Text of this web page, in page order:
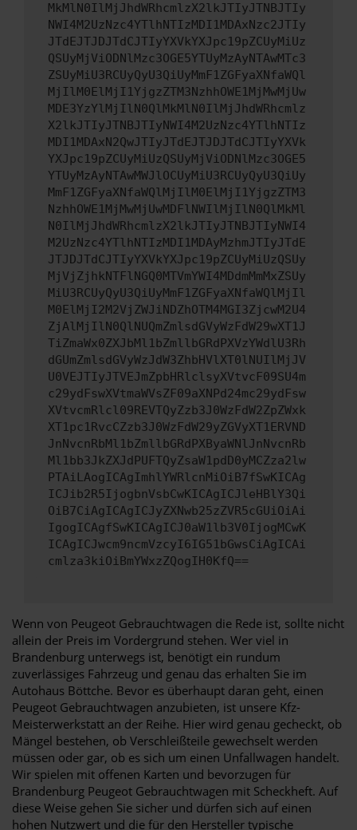
MkMlN0IlMjJhdWRhcmlzX2lkJTIyJTNBJTIy
NWI4M2UzNzc4YTlhNTIzMDI1MDAxNzc2JTIy
JTdEJTJDJTdCJTIyYXVkYXJpc19pZCUyMiUz
QSUyMjViODNlMzc3OGE5YTUyMzAyNTAwMTc3
ZSUyMiU3RCUyQyU3QiUyMmF1ZGFyaXNfaWQl
MjIlM0ElMjI1YjgzZTM3NzhhOWE1MjMwMjUw
MDE3YzYlMjIlN0QlMkMlN0IlMjJhdWRhcmlz
X2lkJTIyJTNBJTIyNWI4M2UzNzc4YTlhNTIz
MDI1MDAxN2QwJTIyJTdEJTJDJTdCJTIyYXVk
YXJpc19pZCUyMiUzQSUyMjViODNlMzc3OGE5
YTUyMzAyNTAwMWJlOCUyMiU3RCUyQyU3QiUy
MmF1ZGFyaXNfaWQlMjIlM0ElMjI1YjgzZTM3
NzhhOWE1MjMwMjUwMDFlNWIlMjIlN0QlMkMl
N0IlMjJhdWRhcmlzX2lkJTIyJTNBJTIyNWI4
M2UzNzc4YTlhNTIzMDI1MDAyMzhmJTIyJTdE
JTJDJTdCJTIyYXVkYXJpc19pZCUyMiUzQSUy
MjVjZjhkNTFlNGQ0MTVmYWI4MDdmMmMxZSUy
MiU3RCUyQyU3QiUyMmF1ZGFyaXNfaWQlMjIl
M0ElMjI2M2VjZWJiNDZhOTM4MGI3ZjcwM2U4
ZjAlMjIlN0QlNUQmZmlsdGVyWzFdW29wXT1J
TiZmaWx0ZXJbMl1bZmllbGRdPXVzYWdlU3Rh
dGUmZmlsdGVyWzJdW3ZhbHVlXT0lNUIlMjJV
U0VEJTIyJTVEJmZpbHRlclsyXVtvcF09SU4m
c29ydFswXVtmaWVsZF09aXNPd24mc29ydFsw
XVtvcmRlcl09REVTQyZzb3J0WzFdW2ZpZWxk
XT1pc1RvcCZzb3J0WzFdW29yZGVyXT1ERVND
JnNvcnRbMl1bZmllbGRdPXByaWNlJnNvcnRb
Ml1bb3JkZXJdPUFTQyZsaW1pdD0yMCZza2lw
PTAiLAogICAgImhlYWRlcnMiOiB7fSwKICAg
ICJib2R5IjogbnVsbCwKICAgICJleHBlY3Qi
OiB7CiAgICAgICJyZXNwb25zZVR5cGUiOiAi
IgogICAgfSwKICAgICJ0aW1lb3V0IjogMCwK
ICAgICJwcm9ncmVzcyI6IG51bGwsCiAgICAi
cmlza3kiOiBmYWxzZQogIH0KfQ==
Wenn von Peugeot Gebrauchtwagen die Rede ist, sollte nicht
allein der Preis im Vordergrund stehen. Wer viel in
Brandenburg unterwegs ist, benötigt ein rundum
zuverlässiges Fahrzeug und genau das erhalten Sie im
Autohaus Böttche. Bevor es überhaupt daran geht, einen
Peugeot Gebrauchtwagen anzubieten, ist unsere Kfz-
Meisterwerkstatt an der Reihe. Hier wird genau gecheckt, ob
Mängel bestehen, ob Verschleißteile gewechselt werden
müssen oder gar, ob es sich um einen Unfallwagen handelt.
Wir spielen mit offenen Karten und bevorzugen für
Brandenburg Peugeot Gebrauchtwagen mit Scheckheft. Auf
diese Weise gehen Sie sicher und dürfen sich auf einen
hohen Nutzwert und die für den Hersteller typische